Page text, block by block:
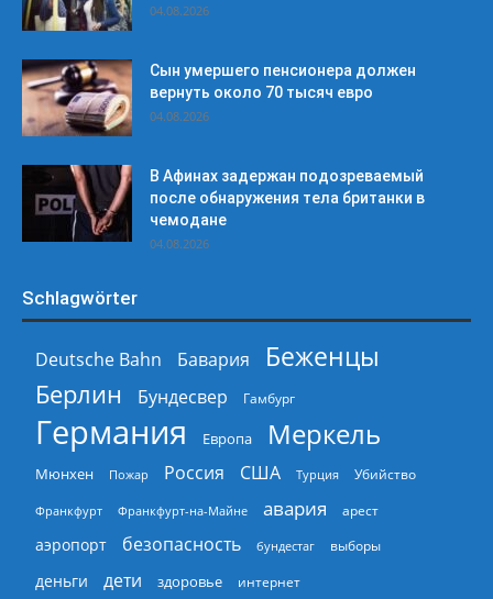
04.08.2026
Сын умершего пенсионера должен
вернуть около 70 тысяч евро
04.08.2026
В Афинах задержан подозреваемый
после обнаружения тела британки в
чемодане
04.08.2026
Schlagwörter
Deutsche Bahn Бавария
Беженцы
Берлин
Бундесвер Гамбург
Германия Европа Меркель
Мюнхен Пожар Россия США Турция Убийство
Франкфурт Франкфурт-на-Майне авария арест
аэропорт безопасность бундестаг выборы
деньги дети здоровье интернет